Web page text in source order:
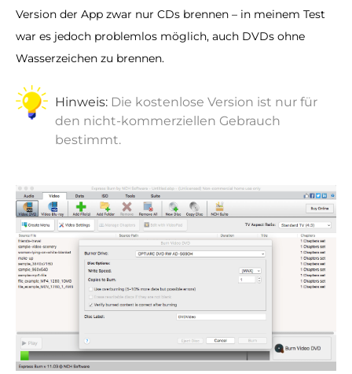
Version der App zwar nur CDs brennen – in meinem Test
war es jedoch problemlos möglich, auch DVDs ohne
Wasserzeichen zu brennen.
Hinweis: Die kostenlose Version ist nur für
den nicht-kommerziellen Gebrauch
bestimmt.